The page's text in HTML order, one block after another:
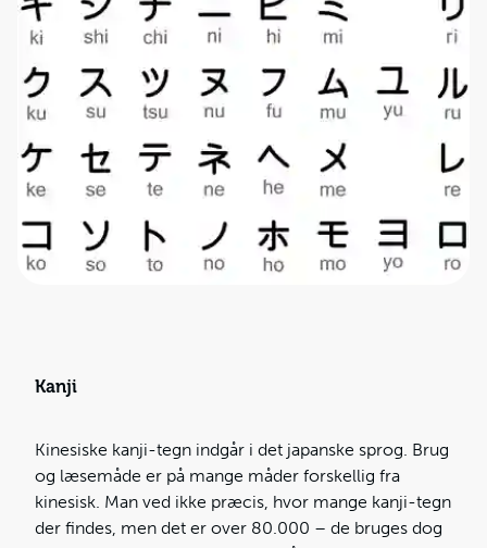
Kanji
Kinesiske kanji-tegn indgår i det japanske sprog. Brug
og læsemåde er på mange måder forskellig fra
kinesisk. Man ved ikke præcis, hvor mange kanji-tegn
der findes, men det er over 80.000 – de bruges dog